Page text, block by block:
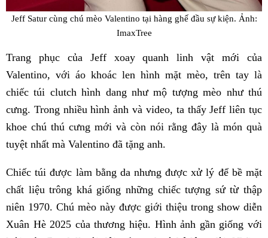
Jeff Satur cùng chú mèo Valentino tại hàng ghế đầu sự kiện. Ảnh:
ImaxTree
Trang phục của Jeff xoay quanh linh vật mới của
Valentino, với áo khoác len hình mặt mèo, trên tay là
chiếc túi clutch hình dang như mộ tượng mèo như thú
cưng. Trong nhiều hình ảnh và video, ta thấy Jeff liên tục
khoe chú thú cưng mới và còn nói rằng đây là món quà
tuyệt nhất mà Valentino đã tặng anh.
Chiếc túi được làm bằng da nhưng được xử lý để bề mặt
chất liệu trông khá giống những chiếc tượng sứ từ thập
niên 1970. Chú mèo này được giới thiệu trong show diễn
Xuân Hè 2025 của thương hiệu. Hình ảnh gần giống với